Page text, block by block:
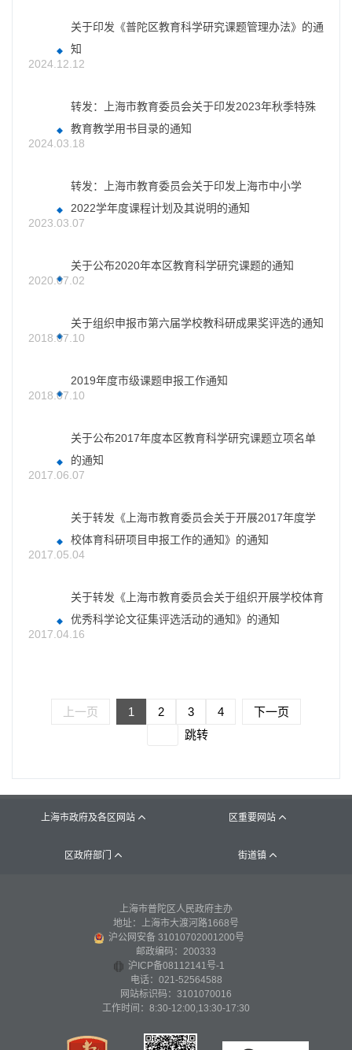
关于印发《普陀区教育科学研究课题管理办法》的通
知
2024.12.12
转发：上海市教育委员会关于印发2023年秋季特殊
教育教学用书目录的通知
2024.03.18
转发：上海市教育委员会关于印发上海市中小学
2022学年度课程计划及其说明的通知
2023.03.07
关于公布2020年本区教育科学研究课题的通知
2020.07.02
关于组织申报市第六届学校教科研成果奖评选的通知
2018.07.10
2019年度市级课题申报工作通知
2018.07.10
关于公布2017年度本区教育科学研究课题立项名单
的通知
2017.06.07
关于转发《上海市教育委员会关于开展2017年度学
校体育科研项目申报工作的通知》的通知
2017.05.04
关于转发《上海市教育委员会关于组织开展学校体育
优秀科学论文征集评选活动的通知》的通知
2017.04.16
上一页 1 2 3 4
下一页
跳转
上海市政府及各区网站  区重要网站 
区政府部门  街道镇 
上海市普陀区人民政府主办
地址：上海市大渡河路1668号
沪公网安备 31010702001200号
邮政编码：200333
沪ICP备08112141号-1
电话：021-52564588
网站标识码：3101070016
工作时间：8:30-12:00,13:30-17:30